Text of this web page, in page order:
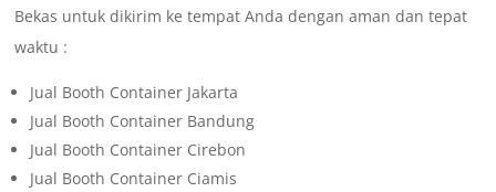
Bekas untuk dikirim ke tempat Anda dengan aman dan tepat
waktu :
Jual Booth Container Jakarta
Jual Booth Container Bandung
Jual Booth Container Cirebon
Jual Booth Container Ciamis